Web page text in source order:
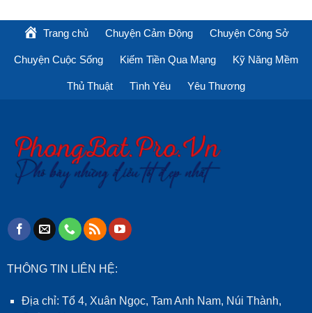
Trang chủ Chuyện Cảm Động Chuyện Công Sở
Chuyện Cuộc Sống Kiếm Tiền Qua Mạng Kỹ Năng Mềm
Thủ Thuật Tình Yêu Yêu Thương
THÔNG TIN LIÊN HỆ:
Địa chỉ: Tổ 4, Xuân Ngọc, Tam Anh Nam, Núi Thành,